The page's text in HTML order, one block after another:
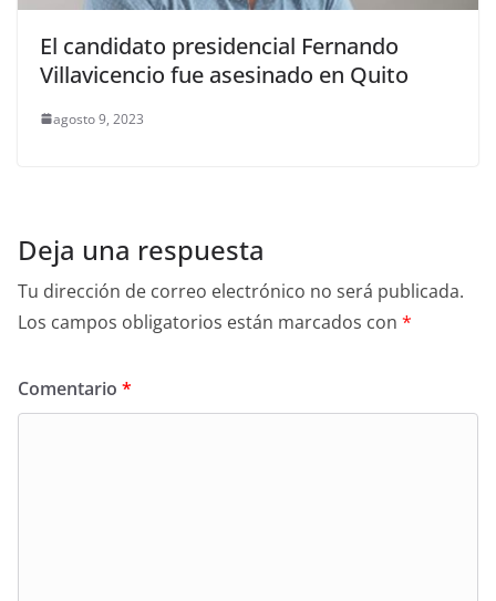
El candidato presidencial Fernando
Villavicencio fue asesinado en Quito
agosto 9, 2023
Deja una respuesta
Tu dirección de correo electrónico no será publicada.
Los campos obligatorios están marcados con *
Comentario *